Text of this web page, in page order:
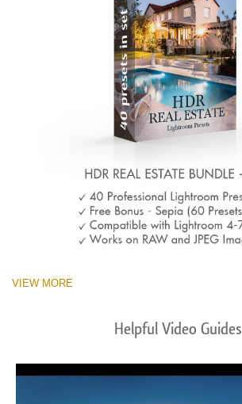
VIEW MORE
Helpful Video Guides